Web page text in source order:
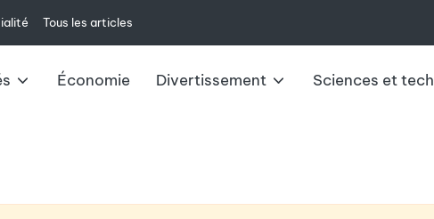
Tous les articles
Économie Divertissement Sciences et tech